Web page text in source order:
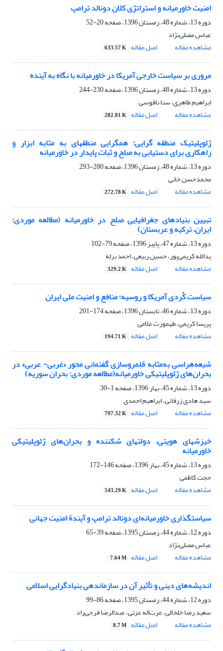
امنیت خاورمیانه و استراتژی کلان دونالد ترامپ
دوره 13، شماره 48، زمستان 1396، صفحه
20-52
عباس مصلی‌نژاد
مشاهده مقاله
اصل مقاله 633.57 K
مروری بر سیاست خارجی آمریکا در خاورمیانه با نگاه به آینده
دوره 13، شماره 48، زمستان 1396، صفحه
230-244
ابراهیم طاهری، سنا ناقوسی
مشاهده مقاله
اصل مقاله 282.81 K
ژئوپلیتیک منطقه گرایی: همگرایی منطقهای به مثابه ابزار و
راهکاری برای دستیابی به صلح و ثبات پایدار در خاورمیانه
دوره 13، شماره 48، زمستان 1396، صفحه
280-293
محمدحسن خانی
مشاهده مقاله
اصل مقاله 272.78 K
تبیین بنیادهای جغرافیایی صلح در خاورمیانه (مطالعه موردی:
ایران، ترکیه و عربستان)
دوره 13، شماره 47، پاییز 1396، صفحه
79-102
یدالله کریمی‌پور، حسین ربیعی، احمد بزله
مشاهده مقاله
اصل مقاله 329.2 K
سیاست کُردی آمریکا و روسیه؛ منافع و امنیت ملی ایران
دوره 13، شماره 46، تابستان 1396، صفحه
174-201
پریسا کریمی، طهمورث غلامی
مشاهده مقاله
اصل مقاله 194.71 K
شیعه‌‌هراسی به‌مثابه قلمروسازی گفتمانی محور «غربی- عربی» در
بحران‌های ژئوپلیتیکی خاورمیانه(مطالعه موردی: بحران سوریه)
دوره 13، شماره 45، بهار 1396، صفحه
1-30
سید هادی زرقانی، ابراهیم احمدی
مشاهده مقاله
اصل مقاله 797.32 K
خیزشهای هویتی، دولتهای شکننده و بحران‌های ژئوپلیتیکی
خاورمیانه
دوره 13، شماره 45، بهار 1396، صفحه
146-172
حجت کاظمی
مشاهده مقاله
اصل مقاله 543.29 K
سیاستگذاری خاورمیانه‌ای دونالد ترامپ و آیندة امنیت جهانی
دوره 12، شماره 44، زمستان 1395، صفحه
39-65
عباس مصلی‌نژاد
مشاهده مقاله
اصل مقاله 7.64 M
اندیشه‌های دینی و تأثیر آن در سازماندهی بنیادگرایی اسلامی
دوره 12، شماره 44، زمستان 1395، صفحه
86-99
سعید رضا خلخالی، عزت‌اله عزتی، عبدالرضا فرجی‌راد
مشاهده مقاله
اصل مقاله 8.7 M